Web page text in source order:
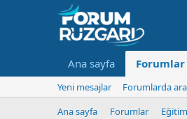
Ana sayfa Forumlar
Yeni mesajlar
Forumlarda ara
Ana sayfa
Forumlar